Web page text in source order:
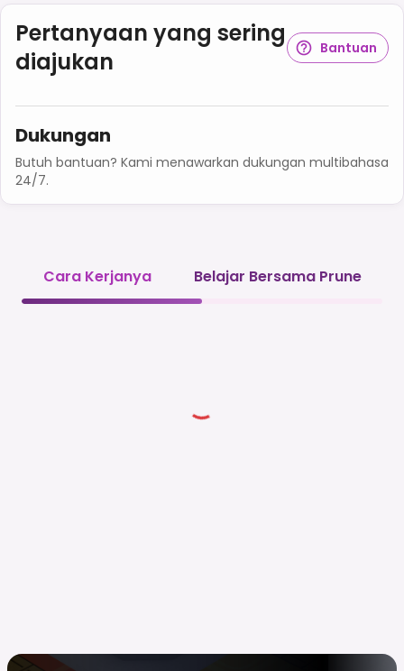
Pertanyaan yang sering
diajukan
Bantuan
Dukungan
Butuh bantuan? Kami menawarkan dukungan multibahasa
24/7.
Cara Kerjanya Belajar Bersama Prune